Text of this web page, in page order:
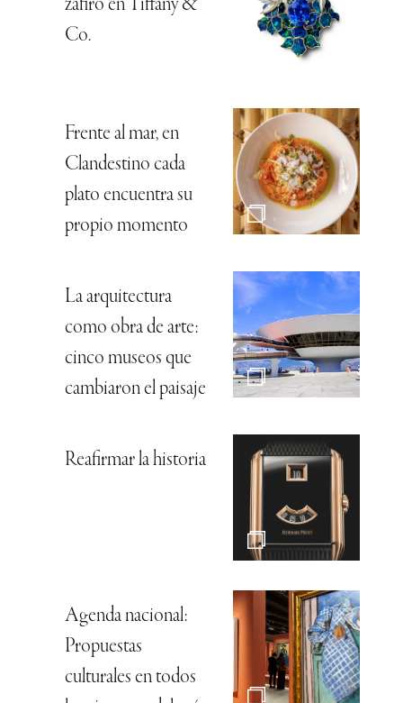
zafiro en Tiffany &
Co.
Frente al mar, en
Clandestino cada
plato encuentra su
propio momento
La arquitectura
como obra de arte:
cinco museos que
cambiaron el paisaje
Reafirmar la historia
Agenda nacional:
Propuestas
culturales en todos